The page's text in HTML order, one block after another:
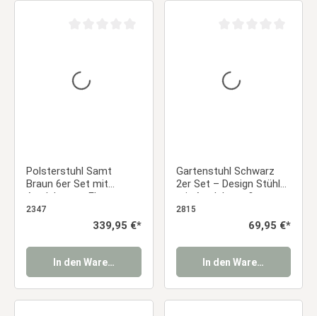
Polsterstuhl Samt
Braun 6er Set mit
Armlehnen – Elegante
Esszimmerstühle
2347
Regulärer Preis:
339,95 €*
In den Warenkorb
Gartenstuhl Schwarz
2er Set – Design Stühle
mit Armlehnen &
Holzbeinen aus
Kunststoff | Balkon- &
Essstuhl
2815
Regulärer Preis:
69,95 €*
In den Warenkorb